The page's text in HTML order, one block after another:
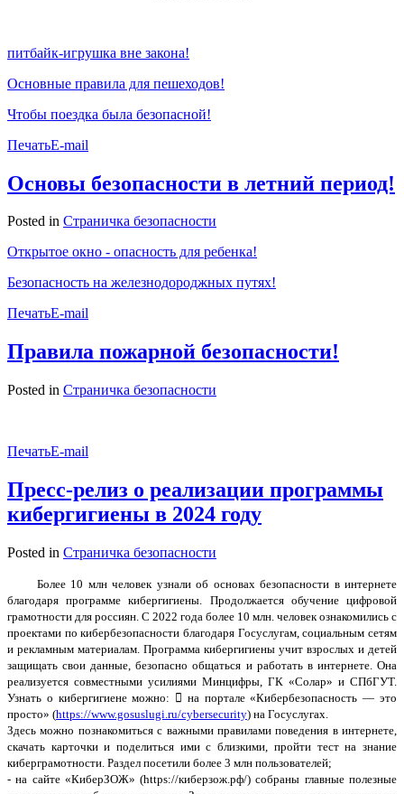
питбайк-игрушка вне закона!
Основные правила для пешеходов!
Чтобы поездка была безопасной!
ПечатьE-mail
Основы безопасности в летний период!
Posted in Страничка безопасности
Открытое окно - опасность для ребенка!
Безопасность на железнодороджных путях!
ПечатьE-mail
Правила пожарной безопасности!
Posted in Страничка безопасности
ПечатьE-mail
Пресс-релиз о реализации программы
кибергигиены в 2024 году
Posted in Страничка безопасности
Более 10 млн человек узнали об основах безопасности в интернете
благодаря программе кибергигиены. Продолжается обучение цифровой
грамотности для россиян. С 2022 года более 10 млн. человек ознакомились с
проектами по кибербезопасности благодаря Госуслугам, социальным сетям
и рекламным материалам. Программа кибергигиены учит взрослых и детей
защищать свои данные, безопасно общаться и работать в интернете. Она
реализуется совместными усилиями Минцифры, ГК «Солар» и СПбГУТ.
Узнать о кибергигиене можно:  на портале «Кибербезопасность — это
просто» (https://www.gosuslugi.ru/cybersecurity) на Госуслугах.
Здесь можно познакомиться с важными правилами поведения в интернете,
скачать карточки и поделиться ими с близкими, пройти тест на знание
киберграмотности. Раздел посетили более 3 млн пользователей;
- на сайте «КиберЗОЖ» (https://киберзож.рф/) собраны главные полезные